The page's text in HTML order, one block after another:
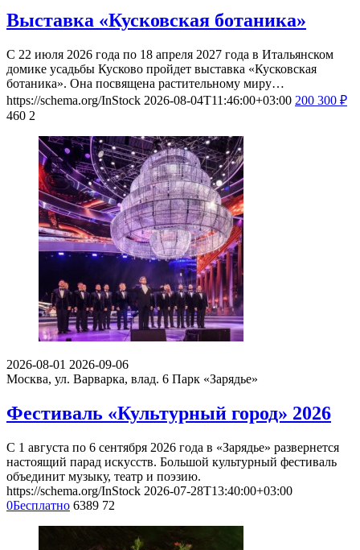
Выставка «Кусковская ботаника»
С 22 июля 2026 года по 18 апреля 2027 года в Итальянском
домике усадьбы Кусково пройдет выставка «Кусковская
ботаника». Она посвящена растительному миру…
https://schema.org/InStock 2026-08-04T11:46:00+03:00 200 300 ₽
460 2
2026-08-01 2026-09-06
Москва, ул. Варварка, влад. 6 Парк «Зарядье»
Фестиваль «Культурный город» 2026
С 1 августа по 6 сентября 2026 года в «Зарядье» развернется
настоящий парад искусств. Большой культурный фестиваль
объединит музыку, театр и поэзию.
https://schema.org/InStock 2026-07-28T13:40:00+03:00
0Бесплатно 6389 72